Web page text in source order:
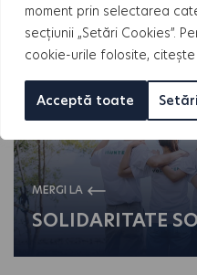
moment prin selectarea
secțiunii „Setări Cookies”.
cookie-urile folosite, citește
Acceptă toate
Navigare
MERGI LA
SOLIDARITATE